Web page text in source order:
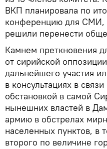
ВКП планировала по
конференцию для СМИ,
решили перенести
Камнем преткновения
от сирийской
дальнейшего участия
в консультациях в
обстановкой в самой
нынешних властей в
армию в обстрелах
населенных пунктов, в
второго по величине